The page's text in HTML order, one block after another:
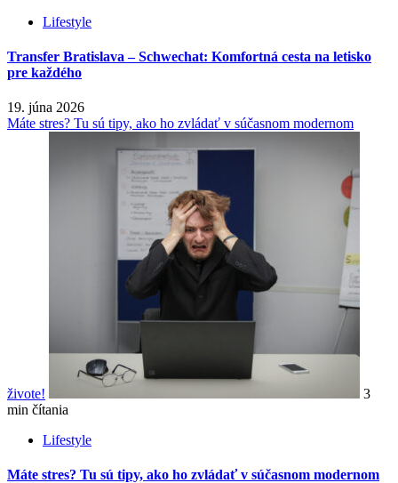
Lifestyle
Transfer Bratislava – Schwechat: Komfortná cesta na letisko
pre každého
19. júna 2026
Máte stres? Tu sú tipy, ako ho zvládať v súčasnom modernom
živote!
3
min čítania
Lifestyle
Máte stres? Tu sú tipy, ako ho zvládať v súčasnom modernom